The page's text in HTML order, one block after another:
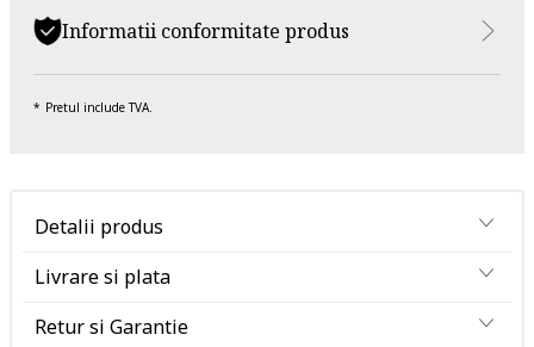
Informatii conformitate produs
Pretul include TVA.
Detalii produs
Livrare si plata
Retur si Garantie